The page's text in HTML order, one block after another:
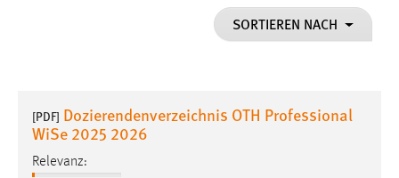
SORTIEREN NACH
[PDF] Dozierendenverzeichnis OTH Professional
WiSe 2025 2026
Relevanz:
Performance
Name:
staticfilecache